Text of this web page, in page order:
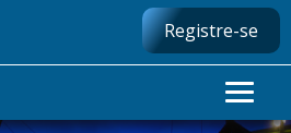
Registre-se